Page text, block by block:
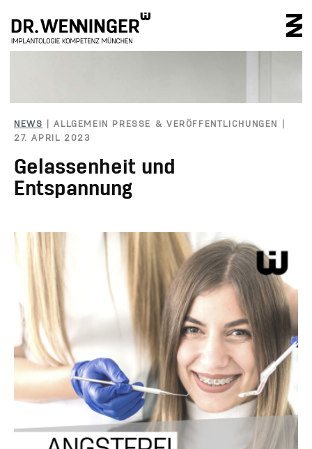
NEWS | ALLGEMEIN PRESSE & VERÖFFENTLICHUNGEN |
27. APRIL 2023
Gelassenheit und
Entspannung